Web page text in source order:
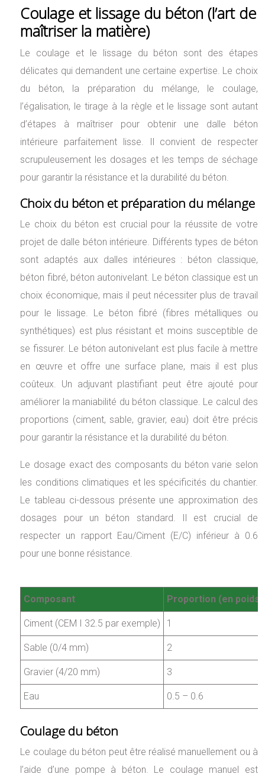
Coulage et lissage du béton (l’art de
maîtriser la matière)
Le coulage et le lissage du béton sont des étapes
délicates qui demandent une certaine expertise. Le choix
du béton, la préparation du mélange, le coulage,
l’égalisation, le tirage à la règle et le lissage sont autant
d’étapes à maîtriser pour obtenir une dalle béton
intérieure parfaitement lisse. Il convient de respecter
scrupuleusement les dosages et les temps de séchage
pour garantir la résistance et la durabilité du béton.
Choix du béton et préparation du mélange
Le choix du béton est crucial pour la réussite de votre
projet de dalle béton intérieure. Différents types de béton
sont adaptés aux dalles intérieures : béton classique,
béton fibré, béton autonivelant. Le béton classique est un
choix économique, mais il peut nécessiter plus de travail
pour le lissage. Le béton fibré (fibres métalliques ou
synthétiques) est plus résistant et moins susceptible de
se fissurer. Le béton autonivelant est plus facile à mettre
en œuvre et offre une surface plane, mais il est plus
coûteux. Un adjuvant plastifiant peut être ajouté pour
améliorer la maniabilité du béton classique. Le calcul des
proportions (ciment, sable, gravier, eau) doit être précis
pour garantir la résistance et la durabilité du béton.
Le dosage exact des composants du béton varie selon
les conditions climatiques et les spécificités du chantier.
Le tableau ci-dessous présente une approximation des
dosages pour un béton standard. Il est crucial de
respecter un rapport Eau/Ciment (E/C) inférieur à 0.6
pour une bonne résistance.
Composant Proportion (en poids)
Ciment (CEM I 32.5 par exemple) 1
Sable (0/4 mm) 2
Gravier (4/20 mm) 3
Eau 0.5 – 0.6
Coulage du béton
Le coulage du béton peut être réalisé manuellement ou à
l’aide d’une pompe à béton. Le coulage manuel est